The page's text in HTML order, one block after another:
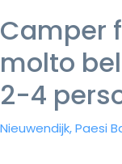
Camper
molto
2-4
Nieuwendijk, Paesi